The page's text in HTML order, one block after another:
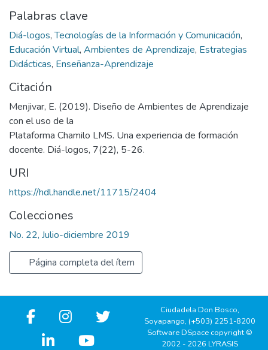
Palabras clave
Diá-logos,Tecnologías de la Información y Comunicación,
Educación Virtual, Ambientes de Aprendizaje, Estrategias
Didácticas, Enseñanza-Aprendizaje
Citación
Menjivar, E. (2019). Diseño de Ambientes de Aprendizaje
con el uso de la
Plataforma Chamilo LMS. Una experiencia de formación
docente. Diá-logos, 7(22), 5-26.
URI
https://hdl.handle.net/11715/2404
Colecciones
No. 22, Julio-diciembre 2019
Página completa del ítem
Ciudadela Don Bosco,
Soyapango, (+503) 2251-8200
Software DSpace copyright ©
2002 - 2026 LYRASIS